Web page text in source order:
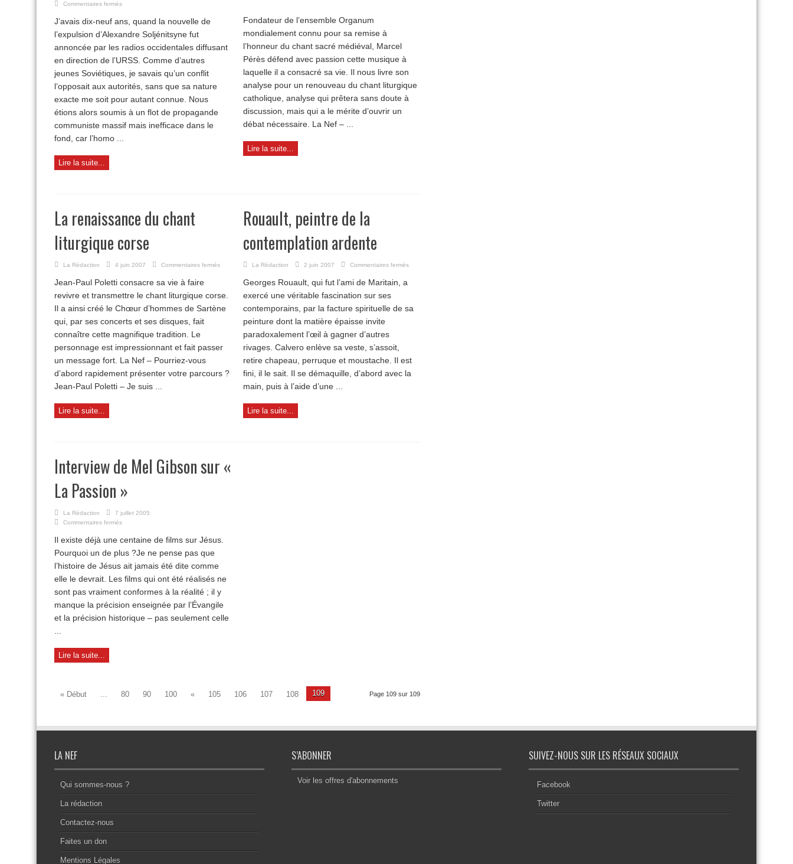
Commentaires fermés
Soljénitsyne
passion
de
vérité
J’avais dix-neuf ans, quand la nouvelle de
l’expulsion d’Alexandre Soljénitsyne fut
annoncée par les radios occidentales diffusant
en direction de l’URSS. Comme d’autres
jeunes Soviétiques, je savais qu’un conflit
l’opposait aux autorités, sans que sa nature
exacte me soit pour autant connue. Nous
étions alors soumis à un flot de propagande
communiste massif mais inefficace dans le
fond, car l’homo ...
Lire la suite...
Fondateur de l’ensemble Organum
mondialement connu pour sa remise à
l’honneur du chant sacré médiéval, Marcel
Pérès défend avec passion cette musique à
laquelle il a consacré sa vie. Il nous livre son
analyse pour un renouveau du chant liturgique
catholique, analyse qui prêtera sans doute à
discussion, mais qui a le mérite d’ouvrir un
débat nécessaire. La Nef – ...
Lire la suite...
La renaissance du chant
liturgique corse
La Rédaction 4 juin 2007 Commentaires fermés
renaissance
liturgique
Jean-Paul Poletti consacre sa vie à faire
revivre et transmettre le chant liturgique corse.
Il a ainsi créé le Chœur d’hommes de Sartène
qui, par ses concerts et ses disques, fait
connaître cette magnifique tradition. Le
personnage est impressionnant et fait passer
un message fort. La Nef – Pourriez-vous
d’abord rapidement présenter votre parcours ?
Jean-Paul Poletti – Je suis ...
Lire la suite...
Rouault, peintre de la
contemplation ardente
La Rédaction 2 juin 2007 Commentaires fermés
contemplation
Georges Rouault, qui fut l’ami de Maritain, a
exercé une véritable fascination sur ses
contemporains, par la facture spirituelle de sa
peinture dont la matière épaisse invite
paradoxalement l’œil à gagner d’autres
rivages. Calvero enlève sa veste, s’assoit,
retire chapeau, perruque et moustache. Il est
fini, il le sait. Il se démaquille, d’abord avec la
main, puis à l’aide d’une ...
Lire la suite...
Interview de Mel Gibson sur «
La Passion »
La Rédaction
7 juillet 2005
Commentaires fermés
de
sur
«
»
Il existe déjà une centaine de films sur Jésus.
Pourquoi un de plus ?Je ne pense pas que
l’histoire de Jésus ait jamais été dite comme
elle le devrait. Les films qui ont été réalisés ne
sont pas vraiment conformes à la réalité ; il y
manque la précision enseignée par l’Évangile
et la précision historique – pas seulement celle
Lire la suite...
Page 109 sur 109
« Début ... 80 90 100 « 105 106 107 108 109
LA NEF
Qui sommes-nous ?
La rédaction
Contactez-nous
Faites un don
Mentions Légales
S’ABONNER
Voir les offres d'abonnements
SUIVEZ-NOUS SUR LES RÉSEAUX SOCIAUX
Facebook
Twitter